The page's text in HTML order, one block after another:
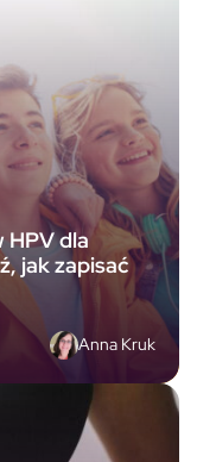
HPV dla
jak zapisać
Anna Kruk